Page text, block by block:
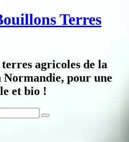
Terres
agricoles de la
pour une
et bio !